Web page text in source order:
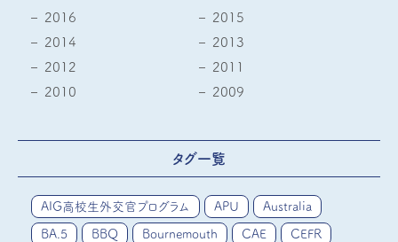
2016
2015
2014
2013
2012
2011
2010
2009
タグ一覧
AIG高校生外交官プログラム APU Australia
BA.5 BBQ Bournemouth CAE CEFR